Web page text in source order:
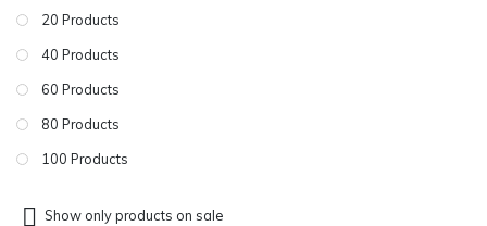
20 Products
40 Products
60 Products
80 Products
100 Products
Show only products on sale